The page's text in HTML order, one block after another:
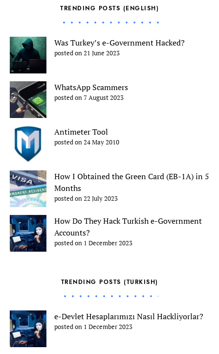
TRENDING POSTS (ENGLISH)
Was Turkey’s e-Government Hacked?
posted on 21 June 2023
WhatsApp Scammers
posted on 7 August 2023
Antimeter Tool
posted on 24 May 2010
How I Obtained the Green Card (EB-1A) in 5
Months
posted on 22 July 2023
How Do They Hack Turkish e-Government
Accounts?
posted on 1 December 2023
TRENDING POSTS (TURKISH)
e-Devlet Hesaplarımızı Nasıl Hackliyorlar?
posted on 1 December 2023